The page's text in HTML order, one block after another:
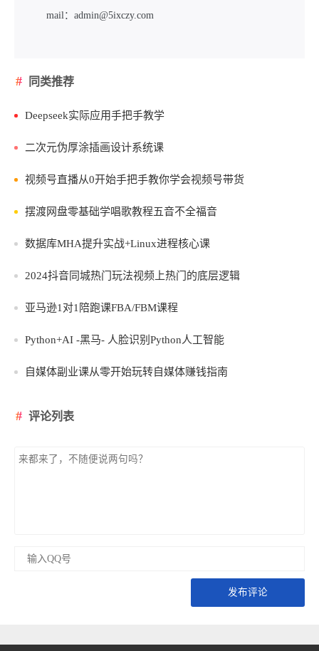
mail：admin@5ixczy.com
同类推荐
Deepseek实际应用手把手教学
二次元伪厚涂插画设计系统课
视频号直播从0开始手把手教你学会视频号带货
摆渡网盘零基础学唱歌教程五音不全福音
数据库MHA提升实战+Linux进程核心课
2024抖音同城热门玩法​视频上热门的底层逻辑
亚马逊1对1陪跑课FBA/FBM课程
Python+AI -黑马- 人脸识别Python人工智能
自媒体副业课从零开始玩转自媒体赚钱指南
评论列表
发布评论